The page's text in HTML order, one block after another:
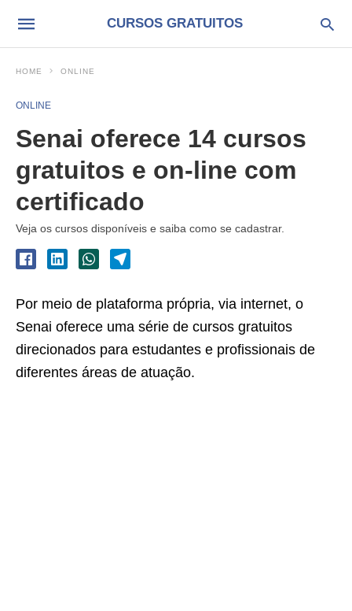
CURSOS GRATUITOS
HOME ONLINE
ONLINE
Senai oferece 14 cursos
gratuitos e on-line com
certificado
Veja os cursos disponíveis e saiba como se cadastrar.
Por meio de plataforma própria, via internet, o
Senai oferece uma série de cursos gratuitos
direcionados para estudantes e profissionais de
diferentes áreas de atuação.